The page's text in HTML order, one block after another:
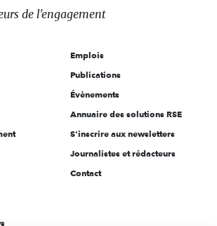
de l'engagement
Emplois
Publications
Évènements
Annuaire des solutions RSE
S'inscrire aux newsletters
Journalistes et rédacteurs
Contact